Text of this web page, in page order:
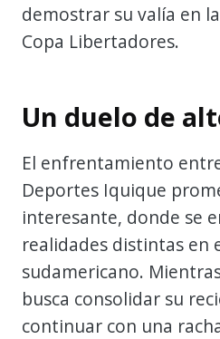
demostrar su valía en
Copa Libertadores.
Un duelo de
El enfrentamiento
Deportes Iquique
interesante, donde se
realidades distintas
sudamericano.
busca consolidar su
continuar con una